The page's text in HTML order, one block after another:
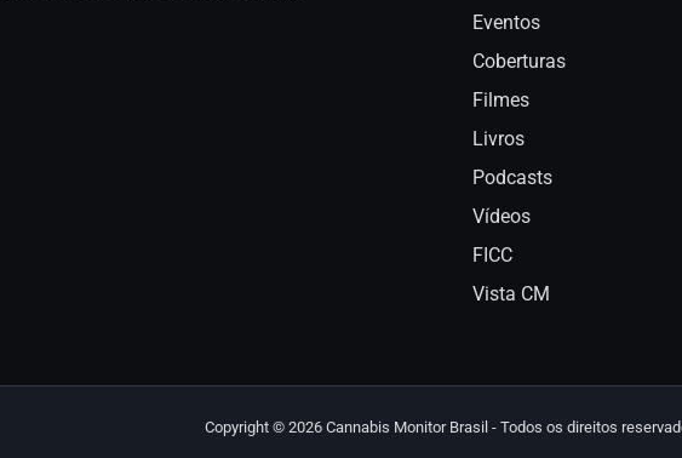
Eventos
Coberturas
Filmes
Livros
Podcasts
Vídeos
FICC
Vista CM
Copyright © 2026 Cannabis Monitor Brasil - Todos os direitos